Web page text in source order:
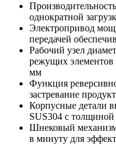
однократной
Электропривод
передачей
Рабочий узел
режущих элементов
мм
Функция
застревание
Корпусные детали
SUS304 с
Шнековый механизм
в минуту для